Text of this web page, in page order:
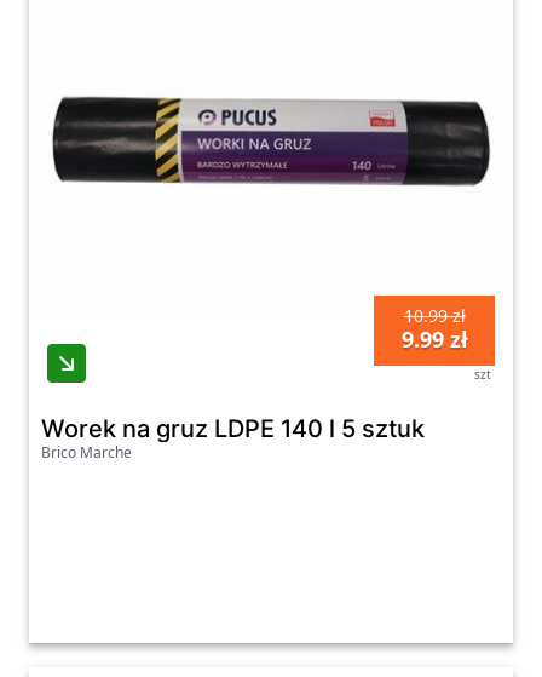
10.99 zł
9.99 zł
szt
Worek na gruz LDPE 140 l 5 sztuk
Brico Marche